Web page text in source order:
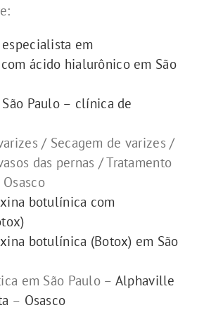
em
ácido hialurônico em São
Paulo – clínica de
/ Secagem de varizes /
das pernas / Tratamento
botulínica com
botulínica (Botox) em São
em São Paulo – Alphaville
– Osasco